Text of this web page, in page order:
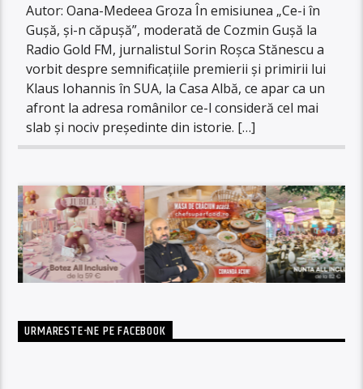
Autor: Oana-Medeea Groza În emisiunea „Ce-i în
Gușă, și-n căpușă”, moderată de Cozmin Gușă la
Radio Gold FM, jurnalistul Sorin Roșca Stănescu a
vorbit despre semnificațiile premierii și primirii lui
Klaus Iohannis în SUA, la Casa Albă, ce apar ca un
afront la adresa românilor ce-l consideră cel mai
slab și nociv președinte din istorie. […]
URMARESTE-NE PE FACEBOOK